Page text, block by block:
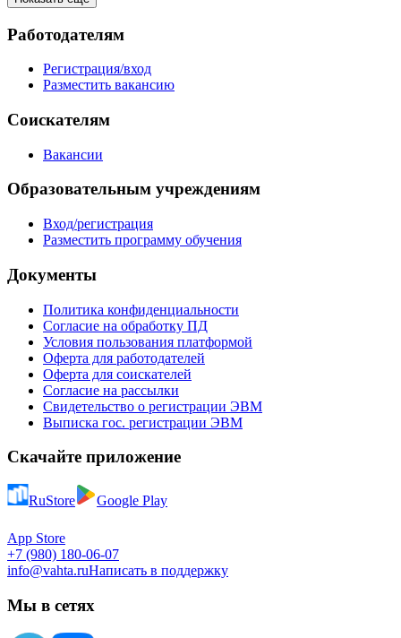
Работодателям
Регистрация/вход
Разместить вакансию
Соискателям
Вакансии
Образовательным учреждениям
Вход/регистрация
Разместить программу обучения
Документы
Политика конфиденциальности
Согласие на обработку ПД
Условия пользования платформой
Оферта для работодателей
Оферта для соискателей
Согласие на рассылки
Свидетельство о регистрации ЭВМ
Выписка гос. регистрации ЭВМ
Скачайте приложение
RuStore Google Play
App Store
+7 (980) 180-06-07
info@vahta.ruНаписать в поддержку
Мы в сетях